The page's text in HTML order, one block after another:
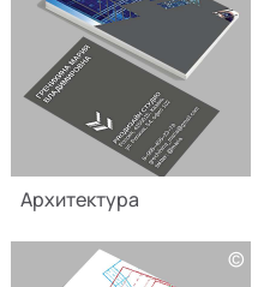
Архитектура
©